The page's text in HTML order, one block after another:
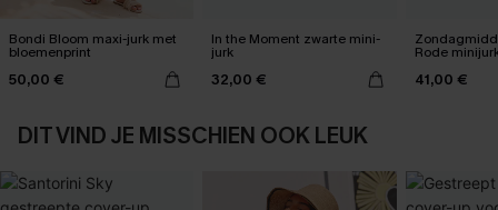
Bondi Bloom maxi-jurk met
bloemenprint
50,00 €
In the Moment zwarte mini-
jurk
32,00 €
Rode
41,00 €
DIT VIND JE MISSCHIEN OOK LEUK